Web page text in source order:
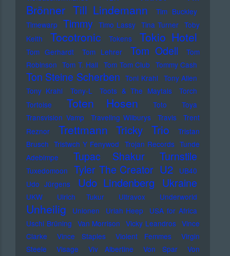
Brönner Till Lindemann
Tim Buckley
Timewarp Timmy Timo Lassy Tina Turner Toby
Keith
Tocotronic Tokens Tokio Hotel
Tom Gerhardt Tom Lehrer Tom Odell
Tom
Robinson Tom T. Hall Tom Tom Club Tommy Cash
Ton Steine Scherben Toni Krahl Tony Allen
Tony Krahl
Tony-L Toots & The Maytals
Torch
Tortoise
Toten Hosen Toto
Toya
Transvision Vamp
Traveling Wilburys Travis
Trent
Reznor
Trettmann Tricky Trio
Tristan
Brusch Tristwch Y Fenywod Trojan Records Tunde
Adebimpe
Tupac Shakur Turnstile
Tuxedomoon Tyler The Creator U2
UB40
Udo Jürgens
Udo Lindenberg Ukraine
UKW Ulrich Tukur Ultravox Underworld
Unheilig Unionen Uriah Heep
USA for Africa
Uschi Brüning Van Morrison Vicky Leandros Vince
Clarke
Vince Staples Violent Femmes
Virgin
Steele
Visage Viv Albertine Von Spar
Von